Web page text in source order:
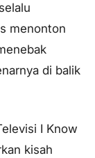
menonton
di balik
I Know
kisah